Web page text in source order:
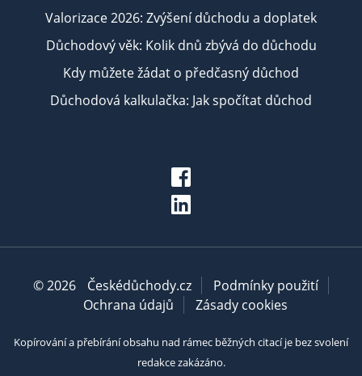
Valorizace 2026: Zvýšení důchodu a doplatek
Důchodový věk: Kolik dnů zbývá do důchodu
Kdy můžete žádat o předčasný důchod
Důchodová kalkulačka: Jak spočítat důchod
© 2026 Českédůchody.cz
Podmínky použití
Ochrana údajů
Zásady cookies
Kopírování a přebírání obsahu nad rámec běžných citací je bez svolení
redakce zakázáno.